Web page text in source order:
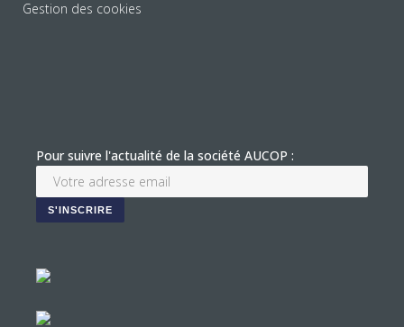
Gestion des cookies
Pour suivre l'actualité de la société AUCOP :